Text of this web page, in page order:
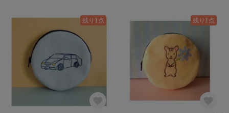
残り1点 残り1点